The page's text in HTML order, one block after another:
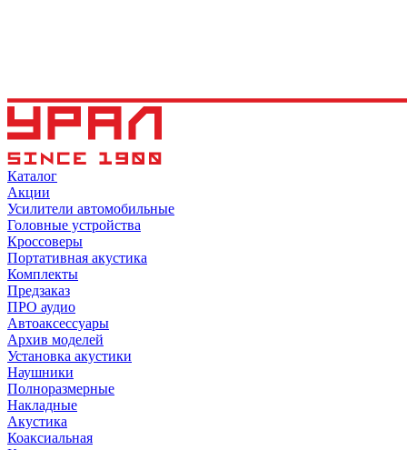
Каталог
Акции
Усилители автомобильные
Головные устройства
Кроссоверы
Портативная акустика
Комплекты
Предзаказ
ПРО аудио
Автоаксессуары
Архив моделей
Установка акустики
Наушники
Полноразмерные
Накладные
Акустика
Коаксиальная